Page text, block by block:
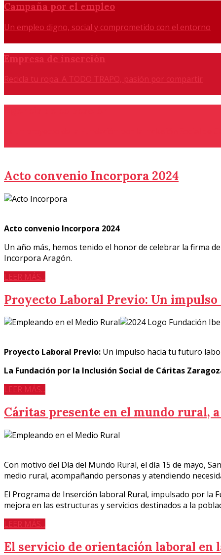
Campaña por el empleo
Un empleo digno, social y comprometido con el entorno
Empresa de inserción
Recicla tu ropa. A TODO TRAPO, pasión por compartir
Acto convenio Incorpora 2024
Acto convenio Incorpora 2024
Un año más, hemos tenido el honor de celebrar la firma
Incorpora Aragón.
LEER MÁS...
Proyecto Laboral Previo: Un
Proyecto Laboral Previo: Un impulso hacia tu futuro
La Fundación por la Inclusión Social de Cáritas
LEER MÁS...
Cáritas presente en el mundo rural,
Con motivo del Día del Mundo Rural, el día 15 de mayo,
medio rural, acompañando personas y atendiendo
El Programa de Inserción laboral Rural, impulsado por la
mejora en las estructuras y servicios destinados a la
LEER MÁS...
El servicio de orientación laboral en